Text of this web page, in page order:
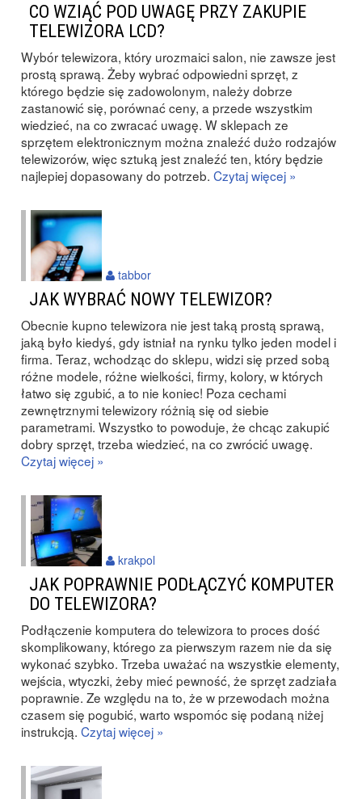
CO WZIĄĆ POD UWAGĘ PRZY ZAKUPIE
TELEWIZORA LCD?
Wybór telewizora, który urozmaici salon, nie zawsze jest
prostą sprawą. Żeby wybrać odpowiedni sprzęt, z
którego będzie się zadowolonym, należy dobrze
zastanowić się, porównać ceny, a przede wszystkim
wiedzieć, na co zwracać uwagę. W sklepach ze
sprzętem elektronicznym można znaleźć dużo rodzajów
telewizorów, więc sztuką jest znaleźć ten, który będzie
najlepiej dopasowany do potrzeb. Czytaj więcej »
JAK WYBRAĆ NOWY TELEWIZOR?
Obecnie kupno telewizora nie jest taką prostą sprawą,
jaką było kiedyś, gdy istniał na rynku tylko jeden model i
firma. Teraz, wchodząc do sklepu, widzi się przed sobą
różne modele, różne wielkości, firmy, kolory, w których
łatwo się zgubić, a to nie koniec! Poza cechami
zewnętrznymi telewizory różnią się od siebie
parametrami. Wszystko to powoduje, że chcąc zakupić
dobry sprzęt, trzeba wiedzieć, na co zwrócić uwagę.
Czytaj więcej »
tabbor
JAK POPRAWNIE PODŁĄCZYĆ KOMPUTER
DO TELEWIZORA?
Podłączenie komputera do telewizora to proces dość
skomplikowany, którego za pierwszym razem nie da się
wykonać szybko. Trzeba uważać na wszystkie elementy,
wejścia, wtyczki, żeby mieć pewność, że sprzęt zadziała
poprawnie. Ze względu na to, że w przewodach można
czasem się pogubić, warto wspomóc się podaną niżej
instrukcją. Czytaj więcej »
krakpol